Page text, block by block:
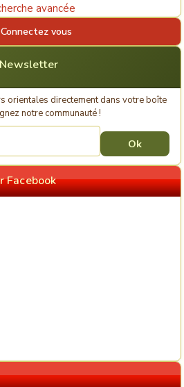
avancée
Connectez vous
orientales directement dans votre boîte
notre communauté !
Facebook